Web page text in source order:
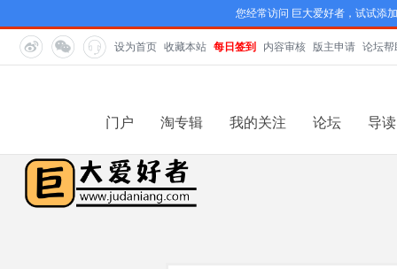
您经常访问 巨大爱好者，试试添
设为首页 收藏本站 每日签到 内容审核 版主申请 论坛帮
门户 淘专辑 我的关注 论坛 导读